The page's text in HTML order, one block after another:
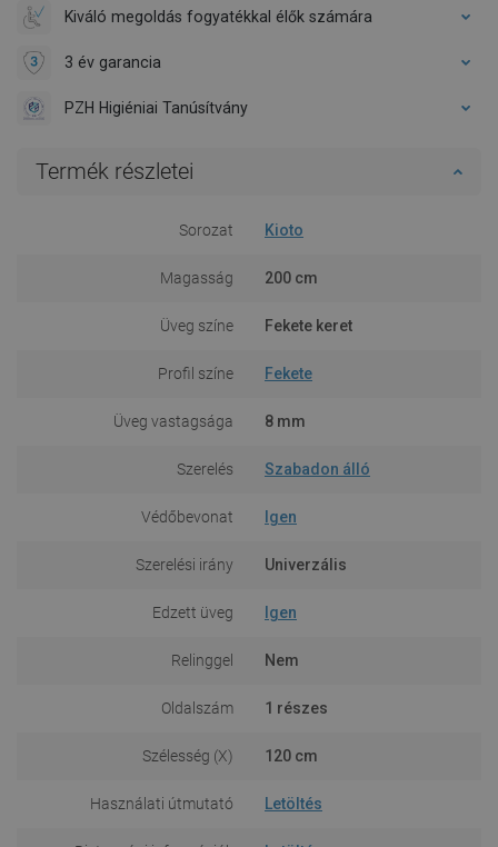
Kiváló megoldás fogyatékkal élők számára
3 év garancia
PZH Higiéniai Tanúsítvány
Termék részletei
Sorozat Kioto
Magasság 200 cm
Üveg színe Fekete keret
Profil színe Fekete
Üveg vastagsága 8 mm
Szerelés Szabadon álló
Védőbevonat Igen
Szerelési irány Univerzális
Edzett üveg Igen
Relinggel Nem
Oldalszám 1 részes
Szélesség (X) 120 cm
Használati útmutató Letöltés